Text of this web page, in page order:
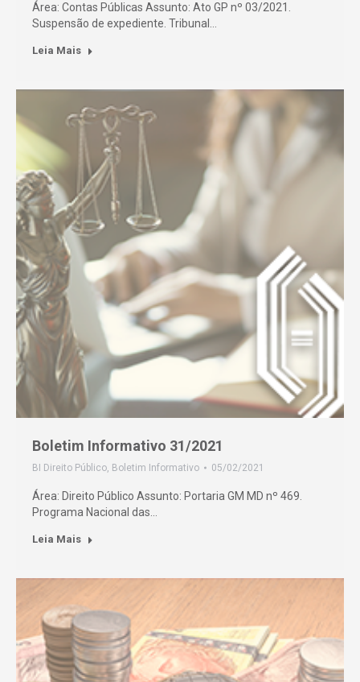
Área: Contas Públicas Assunto: Ato GP nº 03/2021.
Suspensão de expediente. Tribunal…
Leia Mais
Boletim Informativo 31/2021
BI Direito Público, Boletim Informativo 05/02/2021
Área: Direito Público Assunto: Portaria GM MD nº 469.
Programa Nacional das…
Leia Mais